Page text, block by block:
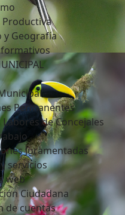
y Geografía
Permanentes
de Concejales
Juramentadas
servicios
web
Ciudadana
de cuentas